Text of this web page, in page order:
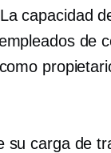
capacidad
de
su carga de